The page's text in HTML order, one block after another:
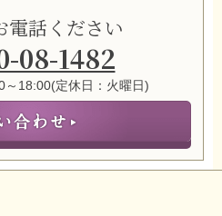
電話ください
08-1482
～18:00(定休日：火曜日)